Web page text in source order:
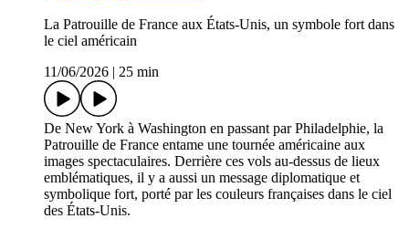
La Patrouille de France aux États-Unis, un symbole fort dans
le ciel américain
11/06/2026
25 min
De New York à Washington en passant par Philadelphie, la
Patrouille de France entame une tournée américaine aux
images spectaculaires. Derrière ces vols au-dessus de lieux
emblématiques, il y a aussi un message diplomatique et
symbolique fort, porté par les couleurs françaises dans le ciel
des États-Unis.